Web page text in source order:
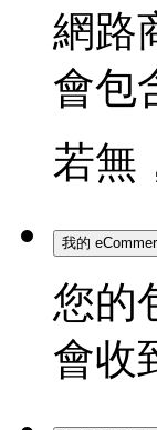
網路
會包
若無
我的
您的
會收